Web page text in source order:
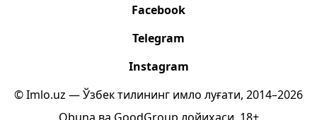
Facebook
Telegram
Instagram
© Imlo.uz — Ўзбек тилининг имло луғати, 2014–2026